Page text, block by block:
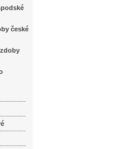
české